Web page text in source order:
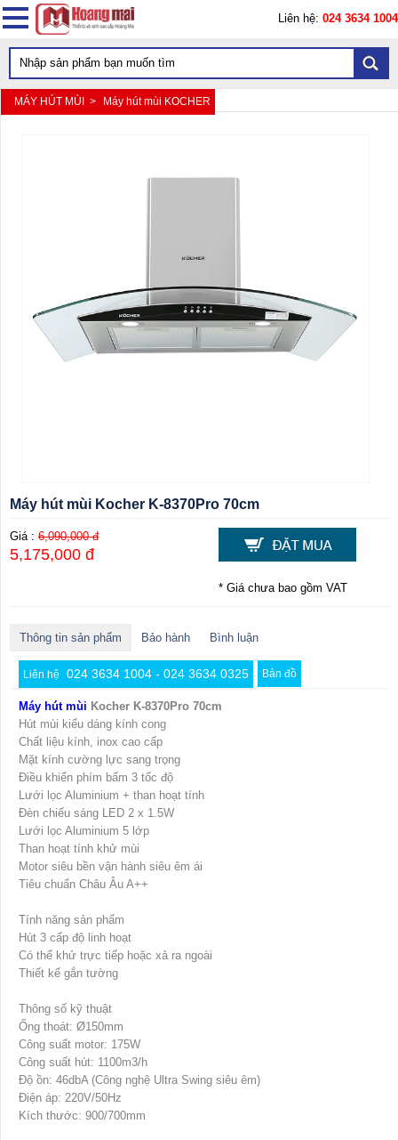
Liên hệ: 024 3634 1004
MÁY HÚT MÙI > Máy hút mùi KOCHER
Máy hút mùi Kocher K-8370Pro 70cm
Giá : 6,090,000 đ
5,175,000 đ
* Giá chưa bao gồm VAT
Thông tin sản phẩm Bảo hành Bình luận
Liên hệ 024 3634 1004 - 024 3634 0325 Bản đồ
Máy hút mùi Kocher K-8370Pro 70cm
Hút mùi kiểu dáng kính cong
Chất liệu kính, inox cao cấp
Mặt kính cường lực sang trọng
Điều khiển phím bấm 3 tốc độ
Lưới lọc Aluminium + than hoạt tính
Đèn chiếu sáng LED 2 x 1.5W
Lưới lọc Aluminium 5 lớp
Than hoạt tính khử mùi
Motor siêu bền vận hành siêu êm ái
Tiêu chuẩn Châu Âu A++
Tính năng sản phẩm
Hút 3 cấp độ linh hoạt
Có thể khử trực tiếp hoặc xả ra ngoài
Thiết kế gắn tường
Thông số kỹ thuật
Ống thoát: Ø150mm
Công suất motor: 175W
Công suất hút: 1100m3/h
Độ ồn: 46dbA (Công nghệ Ultra Swing siêu êm)
Điện áp: 220V/50Hz
Kích thước: 900/700mm